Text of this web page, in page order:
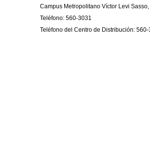
Campus Metropolitano Víctor Levi
Teléfono: 560-3031
Teléfono del Centro de Distribución: